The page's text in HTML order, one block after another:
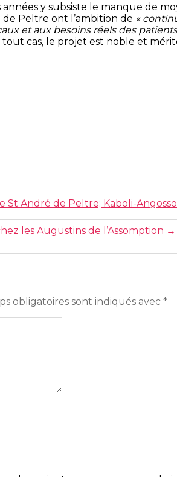
y subsiste le manque de
Peltre ont l’ambition de «
et aux besoins réels des
cas, le projet est noble et
St André de Peltre; Kaboli-Angosso
les Augustins de l’Assomption →
obligatoires sont indiqués avec *